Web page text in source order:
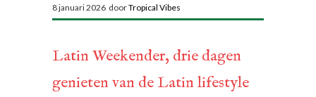
8 januari 2026 doorTropical Vibes
Latin Weekender, drie dagen
genieten van de Latin lifestyle